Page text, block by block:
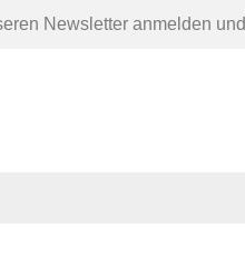
Newsletter anmelden und